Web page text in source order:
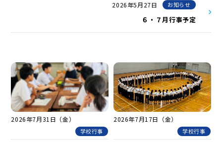
2026年5月27日 お知らせ
６・７月行事予定
2026年7月31日（金）
学校行事
2026年7月17日（金）
学校行事